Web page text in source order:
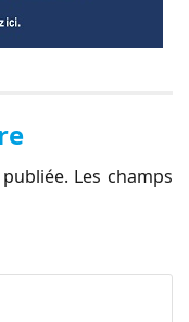
Les champs